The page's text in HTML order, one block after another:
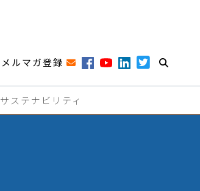
メルマガ登録
サステナビリティ